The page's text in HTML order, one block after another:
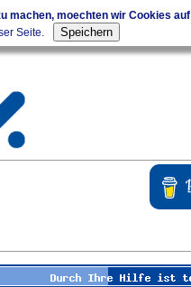
machen, moechten wir Cookies
Seite.